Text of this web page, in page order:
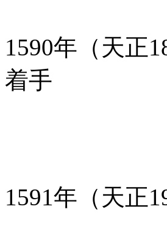
1590年（天正
着手
1591年（天正